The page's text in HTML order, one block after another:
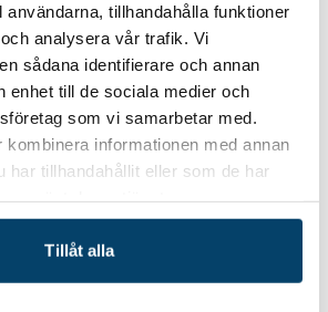
användarna, tillhandahålla funktioner
analysera vår trafik. Vi
sådana identifierare och annan
enhet till de sociala medier och
som vi samarbetar med.
informationen med annan
har tillhandahållit eller som de har
Tillåt alla
är kostnadsfritt för deltagande
mer
Kickstart Hållbarhet eller andra
hör av dig till
Sveriges företag lyfter
Sveriges företag är avgörande för